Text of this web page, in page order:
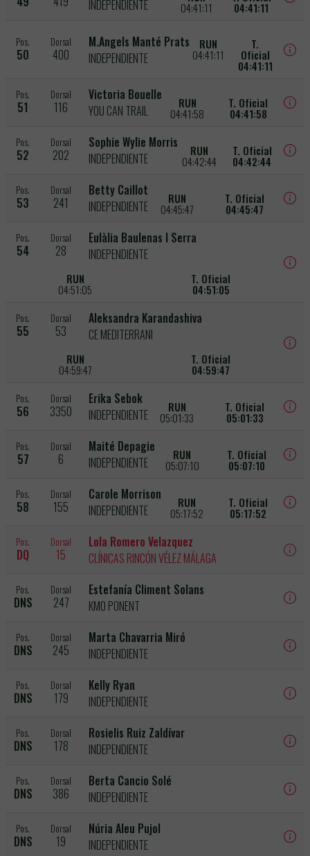
INDEPENDIENTE 04:41:11 04:41:11
Pos.
50
Dorsal
400
M.Angels Manté Prats
INDEPENDIENTE
RUN
04:41:11
T.
Oficial
04:41:11
Pos.
51
Dorsal
116
Victoria Bouelle
YOU CAN TRAIL
RUN
04:41:58
T. Oficial
04:41:58
Pos.
52
Dorsal
202
Sophie Wylie Morris
INDEPENDIENTE
RUN
04:42:44
T. Oficial
04:42:44
Pos.
53
Dorsal
241
Betty Caillot
INDEPENDIENTE
RUN
04:45:47
T. Oficial
04:45:47
Pos.
54
Dorsal
28
Eulàlia Baulenas I Serra
INDEPENDIENTE
RUN
04:51:05
T. Oficial
04:51:05
Pos.
55
Dorsal
53
Aleksandra Karandashiva
CE MEDITERRANI
RUN
04:59:47
T. Oficial
04:59:47
Pos.
56
Dorsal
3350
Erika Sebok
INDEPENDIENTE
RUN
05:01:33
T. Oficial
05:01:33
Pos.
57
Dorsal
6
Maité Depagie
INDEPENDIENTE
RUN
05:07:10
T. Oficial
05:07:10
Pos.
58
Dorsal
155
Carole Morrison
INDEPENDIENTE
RUN
05:17:52
T. Oficial
05:17:52
Pos.
DQ
Dorsal
15
Lola Romero Velazquez
CLÍNICAS RINCÓN VÉLEZ MÁLAGA
Pos.
DNS
Dorsal
247
Estefanía Climent Solans
KM0 PONENT
Pos.
DNS
Dorsal
245
Marta Chavarria Miró
INDEPENDIENTE
Pos.
DNS
Dorsal
179
Kelly Ryan
INDEPENDIENTE
Pos.
DNS
Dorsal
178
Rosielis Ruiz Zaldívar
INDEPENDIENTE
Pos.
DNS
Dorsal
386
Berta Cancio Solé
INDEPENDIENTE
Pos.
DNS
Dorsal
19
Núria Aleu Pujol
INDEPENDIENTE